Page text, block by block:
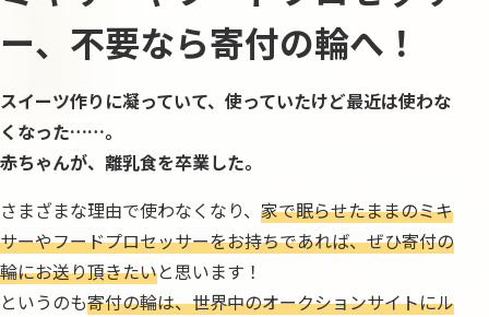
ー、不要なら寄付の輪へ！
スイーツ作りに凝っていて、使っていたけど最近は使わな
くなった……。
赤ちゃんが、離乳食を卒業した。
さまざまな理由で使わなくなり、 家で眠らせたままのミキ
サーやフードプロセッサーをお持ちであれば、ぜひ寄付の
輪にお送り頂きたいと思います！
というのも寄付の輪は、世界中のオークションサイトにル